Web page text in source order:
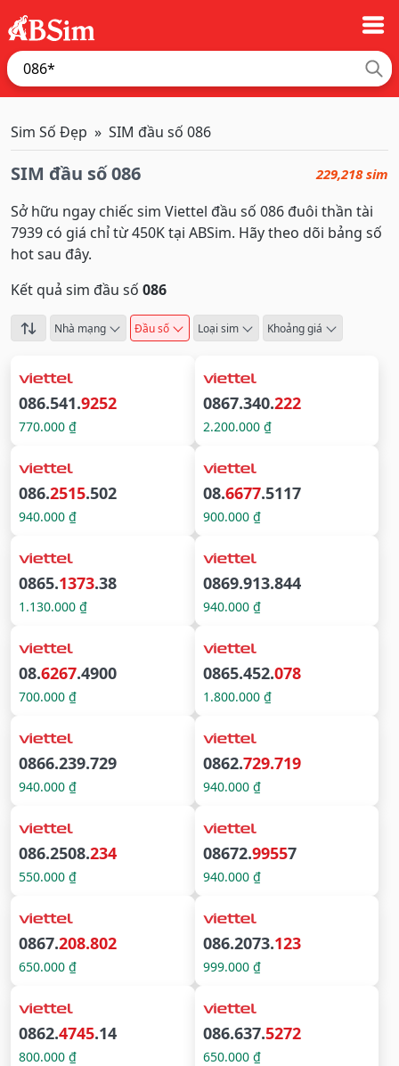
Sim Số Đẹp SIM đầu số 086
SIM đầu số 086 229,218 sim
Sở hữu ngay chiếc sim Viettel đầu số 086 đuôi thần tài
7939 có giá chỉ từ 450K tại ABSim. Hãy theo dõi bảng số
hot sau đây.
Kết quả sim đầu số 086
Nhà mạng Đầu số Loại sim Khoảng giá
086.541.9252
770.000 ₫
0867.340.222
2.200.000 ₫
086.2515.502
940.000 ₫
08.6677.5117
900.000 ₫
0865.1373.38
1.130.000 ₫
0869.913.844
940.000 ₫
08.6267.4900
700.000 ₫
0865.452.078
1.800.000 ₫
0866.239.729
940.000 ₫
0862.729.719
940.000 ₫
086.2508.234
550.000 ₫
08672.99557
940.000 ₫
0867.208.802
650.000 ₫
086.2073.123
999.000 ₫
0862.4745.14
800.000 ₫
086.637.5272
650.000 ₫